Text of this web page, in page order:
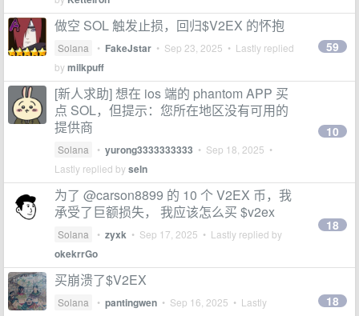
做空 SOL 触发止损，回归$V2EX 的怀抱
Solana • FakeJstar • Sep 23, 2025 • Lastly replied
bymilkpuff
59
[新人求助] 想在 ios 端的 phantom APP 买
点 SOL，但提示：您所在地区没有可用的
提供商
Solana • yurong3333333333 • Sep 18, 2025 •
Lastly replied byseln
10
为了 @carson8899 的 10 个 V2EX 币，我
承受了巨额损失， 我应该怎么买 $v2ex
Solana • zyxk • Sep 17, 2025 • Lastly replied by
okekrrGo
18
买崩溃了$V2EX
Solana • pantingwen • Sep 16, 2025 • Lastly
18